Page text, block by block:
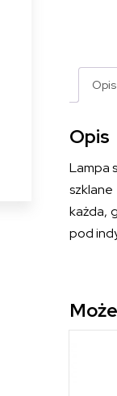
Opis
Opis
Lampa
każda,
pod